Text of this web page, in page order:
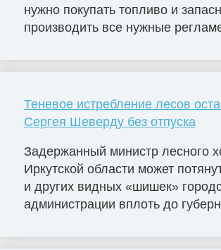
нужно покупать топливо и
производить все нужные
Теневое истребление лесов
Сергея Шеверду без отпуска
Задержанный министр лесного
Иркутской области может
и других видных «шишек»
администрации вплоть до